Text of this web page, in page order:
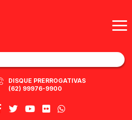
DISQUE PRERROGATIVAS
(62) 99976-9900